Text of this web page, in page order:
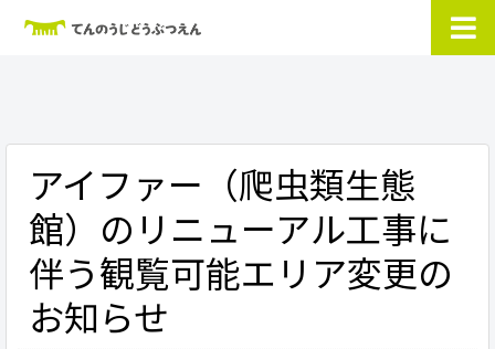
アイファー（爬虫類生態
館）のリニューアル工事に
伴う観覧可能エリア変更の
お知らせ